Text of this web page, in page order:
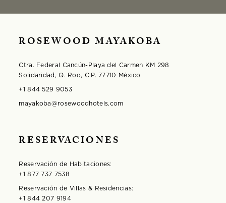
ROSEWOOD MAYAKOBA
Ctra. Federal Cancún-Playa del Carmen KM 298
Solidaridad, Q. Roo, C.P. 77710 México
+1 844 529 9053
mayakoba@rosewoodhotels.com
RESERVACIONES
Reservación de Habitaciones:
+1 877 737 7538
Reservación de Villas & Residencias:
+1 844 207 9194